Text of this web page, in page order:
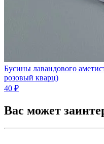
Бусины лавандового
розовый кварц)
40 ₽
Вас может